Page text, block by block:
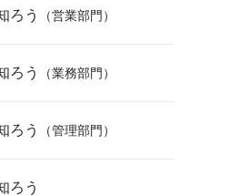
ろう （営業部門）
ろう （業務部門）
ろう （管理部門）
ろう